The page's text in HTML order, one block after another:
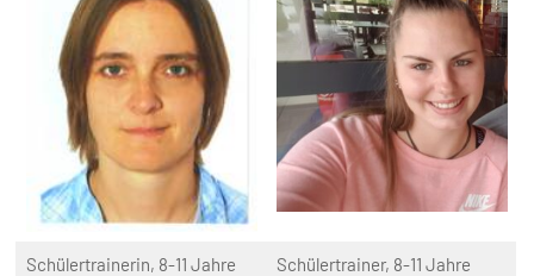
Schülertrainerin, 8-11 Jahre
Schülertrainer, 8-11 Jahre